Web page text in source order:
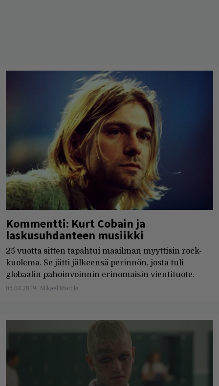
Kommentti: Kurt Cobain ja
laskusuhdanteen musiikki
25 vuotta sitten tapahtui maailman myyttisin rock-
kuolema. Se jätti jälkeensä perinnön, josta tuli
globaalin pahoinvoinnin erinomaisin vientituote.
05.04.2019 Mikael Mattila